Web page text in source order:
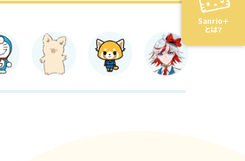
Sanrio＋
とは？